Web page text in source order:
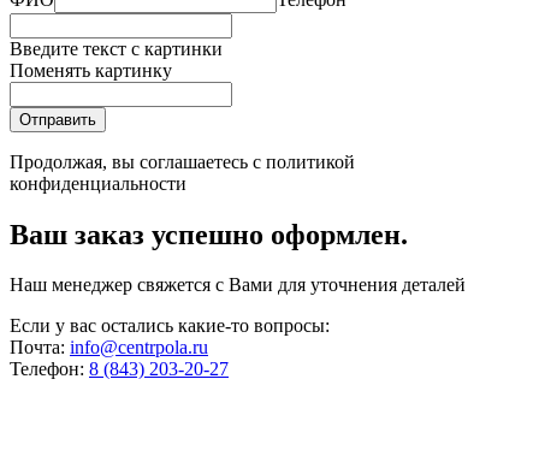
Введите текст с картинки
Поменять картинку
Отправить
Продолжая, вы соглашаетесь с политикой
конфиденциальности
Ваш заказ успешно оформлен.
Наш менеджер свяжется с Вами для уточнения деталей
Если у вас остались какие-то вопросы:
Почта: info@centrpola.ru
Телефон: 8 (843) 203-20-27